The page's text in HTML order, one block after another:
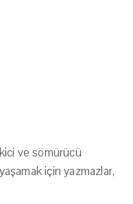
ve sömürücü
için yazmazlar,